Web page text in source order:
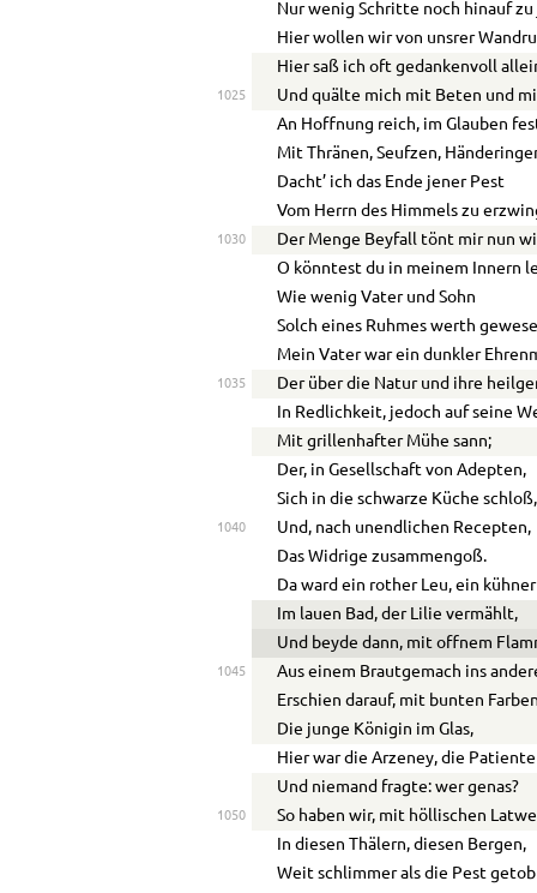
Nur wenig Schritte noch hinauf
Hier wollen wir von unsrer
Hier saß ich oft gedankenvoll
1025
Und quälte mich mit Beten und
An Hoffnung reich, im Glauben
Mit Thränen, Seufzen,
Dacht’ ich das Ende jener Pest
Vom Herrn des Himmels zu
1030
Der Menge Beyfall tönt mir nun
O könntest du in meinem Innern
Wie wenig Vater und Sohn
Solch eines Ruhmes werth
Mein Vater war ein dunkler
1035
Der über die Natur und ihre
In Redlichkeit, jedoch auf seine
Mit grillenhafter Mühe sann;
Der, in Gesellschaft von Adepten,
Sich in die schwarze Küche schloß,
1040
Und, nach unendlichen Recepten,
Das Widrige zusammengoß.
Da ward ein rother Leu, ein
Im lauen Bad, der Lilie vermählt,
Und beyde dann, mit offnem
1045
Aus einem Brautgemach ins
Erschien darauf, mit bunten
Die junge Königin im Glas,
Hier war die Arzeney, die
Und niemand fragte: wer genas?
1050
So haben wir, mit höllischen
In diesen Thälern, diesen Bergen,
Weit schlimmer als die Pest